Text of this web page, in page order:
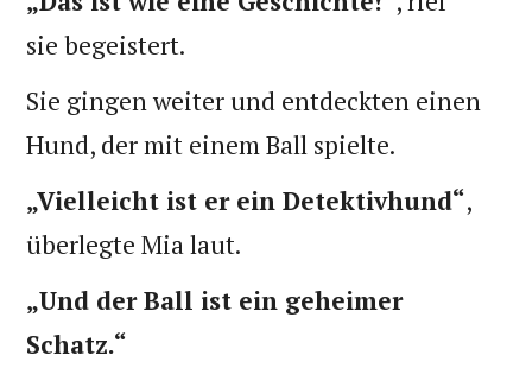
sie begeistert.
Sie gingen weiter und entdeckten einen
Hund, der mit einem Ball spielte.
„Vielleicht ist er ein Detektivhund“,
überlegte Mia laut.
„Und der Ball ist ein geheimer
Schatz.“